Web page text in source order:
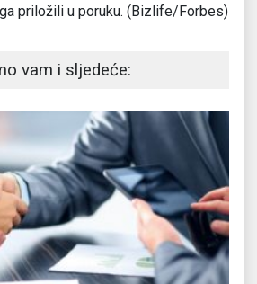
priložili u poruku. (Bizlife/Forbes)
vam i sljedeće: